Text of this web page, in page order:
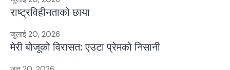
राष्ट्रविहीनताको छाया
जुलाई 20, 2026
मेरी बोजूको विरासत: एउटा प्रेमको निसानी